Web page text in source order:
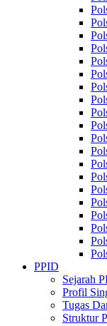
PPID
Sejarah
Profil
Tugas
Struktur